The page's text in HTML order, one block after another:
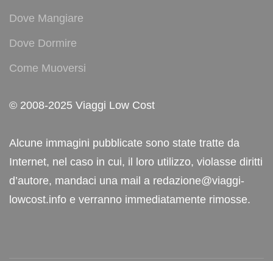
Dove Mangiare
Dove Dormire
Come Muoversi
© 2008-2025 Viaggi Low Cost
Alcune immagini pubblicate sono state tratte da
Internet, nel caso in cui, il loro utilizzo, violasse diritti
d’autore, mandaci una mail a redazione@viaggi-
lowcost.info e verranno immediatamente rimosse.